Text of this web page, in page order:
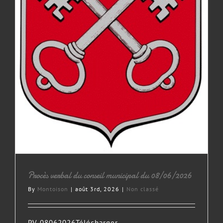
Procès verbal du conseil municipal du 08/06/2026
By Montoison | août 3rd, 2026 | Non classé